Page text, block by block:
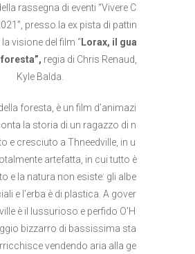
rassegna di eventi “Vivere C
presso la ex pista di pattin
visione del film “Lorax, il gua
regia di Chris Renaud,
Kyle Balda.
foresta, è un film d’animazi
la storia di un ragazzo di n
e cresciuto a Thneedville, in u
artefatta, in cui tutto è
e la natura non esiste: gli albe
e l’erba è di plastica. A gover
è il lussurioso e perfido O’H
bizzarro di bassissima sta
vendendo aria alla ge